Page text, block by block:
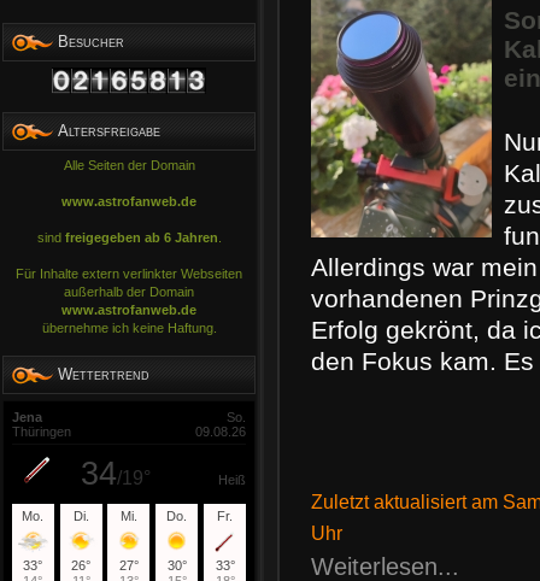
Besucher
Altersfreigabe
Alle Seiten der Domain
www.astrofanweb.de
sind freigegeben ab 6 Jahren
Für Inhalte extern verlinkter Webseiten
außerhalb der Domain
www.astrofanweb.de
übernehme ich keine Haftung.
Wettertrend
Allerdings war
vorhandenen
Erfolg gekrönt, da
den Fokus kam.
Zuletzt aktualisiert am
Uhr
Weiterlesen...